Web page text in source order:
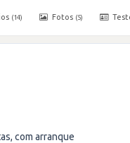
(14) Fotos (5)
com arranque